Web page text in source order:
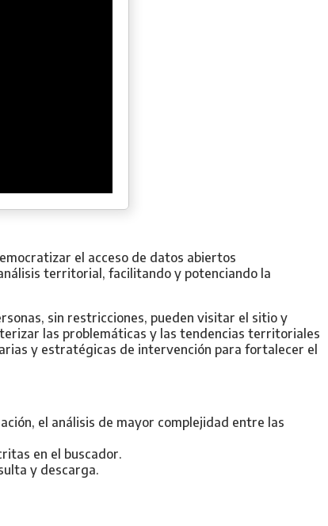
el acceso de datos abiertos
territorial, facilitando y potenciando la
sin restricciones, pueden visitar el sitio y
las problemáticas y las tendencias territoriales
y estratégicas de intervención para fortalecer el
el análisis de mayor complejidad entre las
en el buscador.
y descarga.